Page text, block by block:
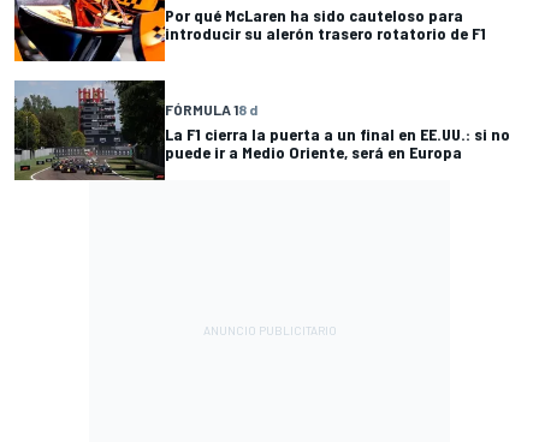
Por qué McLaren ha sido cauteloso para
introducir su alerón trasero rotatorio de F1
FÓRMULA 18 d
La F1 cierra la puerta a un final en EE.UU.: si no
puede ir a Medio Oriente, será en Europa